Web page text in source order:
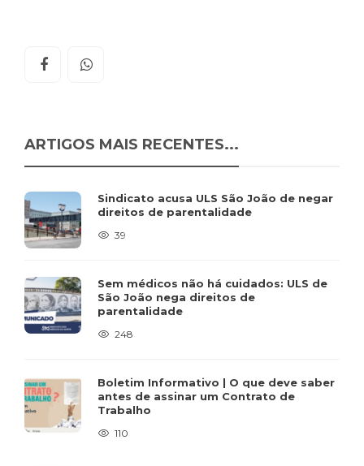
ARTIGOS MAIS RECENTES...
Sindicato acusa ULS São João de negar
direitos de parentalidade
39
Sem médicos não há cuidados: ULS de
São João nega direitos de
parentalidade
248
Boletim Informativo | O que deve saber
antes de assinar um Contrato de
Trabalho
110